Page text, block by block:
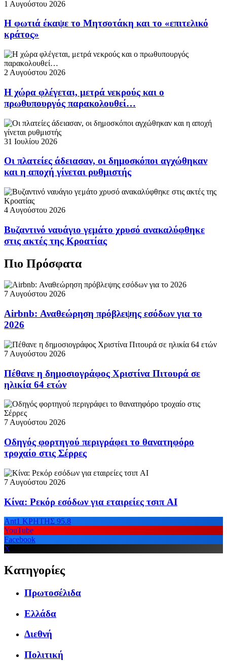
1 Αυγούστου 2026
Η φωτιά έκαψε το Μητσοτάκη και το «επιτελικό
κράτος»
2 Αυγούστου 2026
Η χώρα φλέγεται, μετρά νεκρούς και ο
πρωθυπουργός παρακολουθεί…
31 Ιουλίου 2026
Οι πλατείες άδειασαν, οι δημοσκόποι αγχώθηκαν
και η αποχή γίνεται ρυθμιστής
4 Αυγούστου 2026
Βυζαντινό ναυάγιο γεμάτο χρυσό ανακαλύφθηκε
στις ακτές της Κροατίας
Πιο Πρόσφατα
7 Αυγούστου 2026
Airbnb: Αναθεώρηση πρόβλεψης εσόδων για το
2026
7 Αυγούστου 2026
Πέθανε η δημοσιογράφος Χριστίνα Πιτουρά σε
ηλικία 64 ετών
7 Αυγούστου 2026
Οδηγός φορτηγού περιγράφει το θανατηφόρο
τροχαίο στις Σέρρες
7 Αυγούστου 2026
Κίνα: Ρεκόρ εσόδων για εταιρείες τσιπ AI
Ant1 ΚΡΗΤΗΣ 95.8
YouTube
Facebook
X
Κατηγορίες
Πρωτοσέλιδα
Ελλάδα
Διεθνή
Πολιτική